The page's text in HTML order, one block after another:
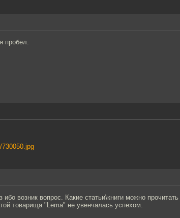
пробел.
возник вопрос. Какие статьи\книги можно
товарища "Lema" не увенчалась успехом.